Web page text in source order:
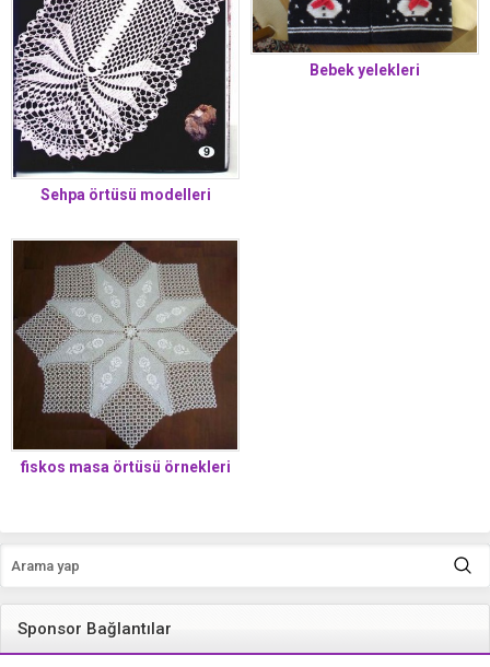
Sehpa örtüsü modelleri
Bebek yelekleri
fiskos masa örtüsü örnekleri
Sponsor Bağlantılar